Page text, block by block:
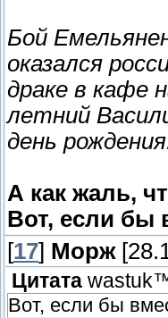
Бой
оказался
драке в кафе
летний
день
А как жаль,
Вот, если бы
[17] Морж
Цитата
Вот, если бы